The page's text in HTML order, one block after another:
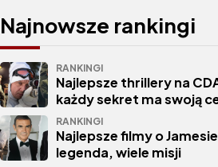
Najnowsze rankingi
RANKINGI
Najlepsze thrillery na
każdy sekret ma swoją
RANKINGI
Najlepsze filmy o
legenda, wiele misji